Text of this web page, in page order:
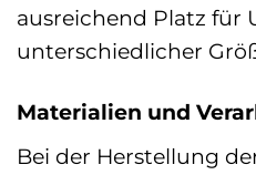
ausreichend Platz für
unterschiedlicher
Materialien und
Bei der Herstellung